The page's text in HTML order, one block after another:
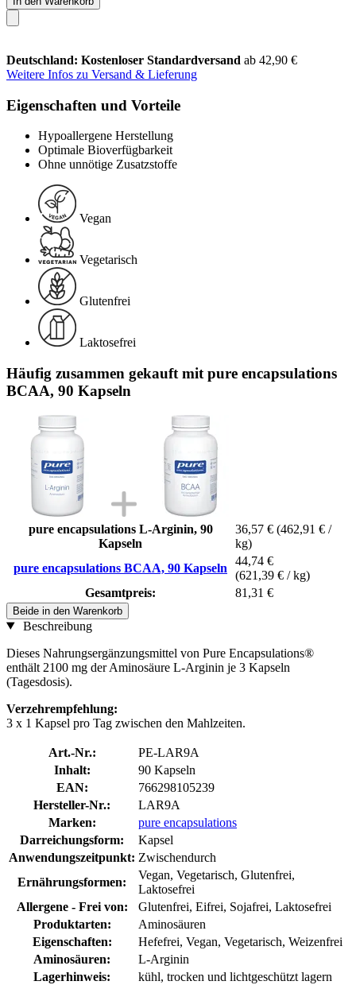
Deutschland: Kostenloser Standardversand ab 42,90 €
Weitere Infos zu Versand & Lieferung
Eigenschaften und Vorteile
Hypoallergene Herstellung
Optimale Bioverfügbarkeit
Ohne unnötige Zusatzstoffe
Vegan
Vegetarisch
Glutenfrei
Laktosefrei
Häufig zusammen gekauft mit pure encapsulations
BCAA, 90 Kapseln
pure encapsulations L-Arginin, 90
Kapseln
36,57 € (462,91 € /
kg)
pure encapsulations BCAA, 90 Kapseln
44,74 €
(621,39 € / kg)
Gesamtpreis:
81,31 €
Beide in den Warenkorb
Beschreibung
Dieses Nahrungsergänzungsmittel von Pure Encapsulations®
enthält 2100 mg der Aminosäure L-Arginin je 3 Kapseln
(Tagesdosis).
Verzehrempfehlung:
3 x 1 Kapsel pro Tag zwischen den Mahlzeiten.
Art.-Nr.:
PE-LAR9A
Inhalt:
90 Kapseln
EAN:
766298105239
Hersteller-Nr.:
LAR9A
Marken:
pure encapsulations
Darreichungsform:
Kapsel
Anwendungszeitpunkt: Zwischendurch
Ernährungsformen:
Vegan, Vegetarisch, Glutenfrei,
Laktosefrei
Allergene - Frei von:
Glutenfrei, Eifrei, Sojafrei, Laktosefrei
Produktarten:
Aminosäuren
Eigenschaften:
Hefefrei, Vegan, Vegetarisch, Weizenfrei
Aminosäuren:
L-Arginin
Lagerhinweis:
kühl, trocken und lichtgeschützt lagern